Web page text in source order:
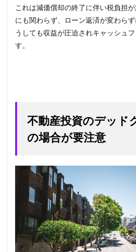
これは減価償却の終了に伴い税負担
にも関わらず、ローン返済が変わら
うしても収益が圧迫されキャッシュ
す。
不動産投資のデッ
の場合が要注意